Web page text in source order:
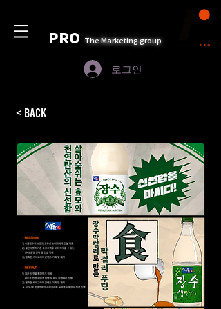
PRO The Marketing group
로그인
< Back